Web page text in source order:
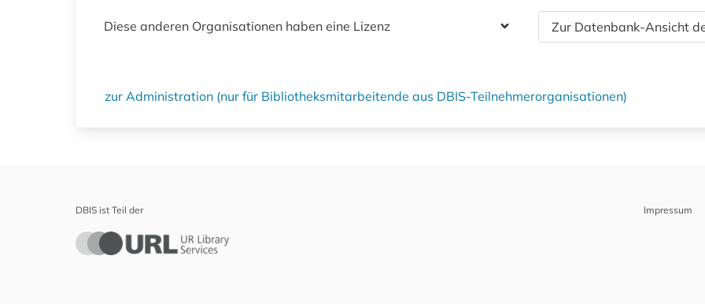
Diese anderen Organisationen haben eine Lizenz Zur Datenbank-Ansicht
zur Administration (nur für Bibliotheksmitarbeitende aus DBIS-Teilnehmerorganisationen)
DBIS ist Teil der Impressum